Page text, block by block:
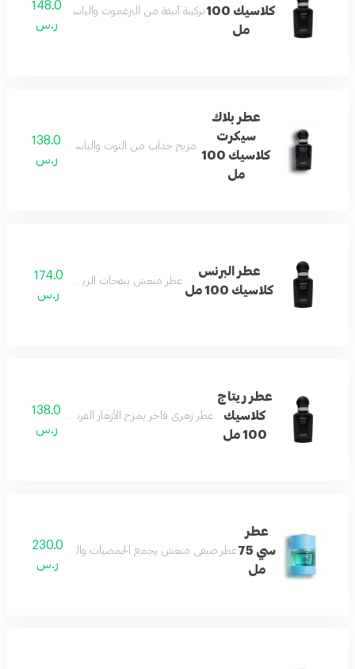
كلاسيك 100
مل
تركيبة أنيقة من البرغموت والياسمين تنتهي
148.0
ر.س
عطر بلاك
سيكرت
كلاسيك 100
مل
مزيج جذاب من التوت والياسمين والفانيليا
138.0
ر.س
عطر البرنس
كلاسيك 100 مل
عطر منعش بنفحات الريحان العذبة والأنيقة.
174.0
ر.س
عطر ريتاج
كلاسيك
100 مل
عطر زهري فاخر يمزج الأزهار الفرنسية مع نفحات
138.0
ر.س
عطر
سي 75
مل
عطر صيفي منعش يجمع الحمضيات والكراميل مع الأخشاب
230.0
ر.س